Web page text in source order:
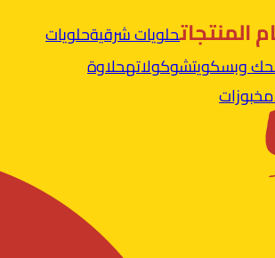
المنتجاتحلويات شرقيةحلويات
وبسكويتشوكولاتهحلاوة
مخبوزات